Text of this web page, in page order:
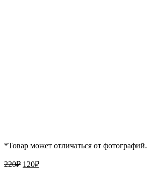
*Товар может отличаться от фотографий.
220₽ Первоначальная
120₽Текущая